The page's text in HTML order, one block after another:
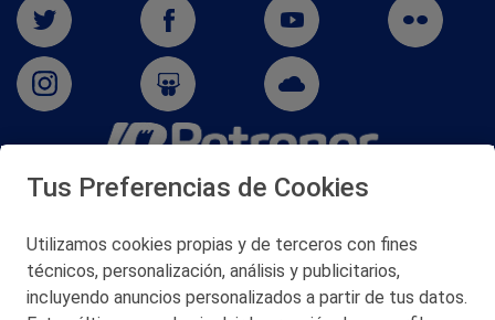
San Martín 5-Edificio Muñatones,
© 2026 Petronor S.A.
Tus Preferencias de Cookies
Utilizamos cookies propias y de terceros con fines
técnicos, personalización, análisis y publicitarios,
incluyendo anuncios personalizados a partir de tus datos.